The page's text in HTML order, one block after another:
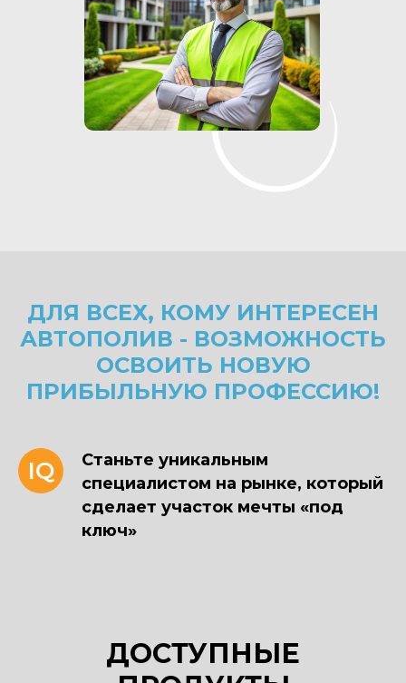
ДЛЯ ВСЕХ, КОМУ ИНТЕРЕСЕН
АВТОПОЛИВ - ВОЗМОЖНОСТЬ
ОСВОИТЬ НОВУЮ
ПРИБЫЛЬНУЮ ПРОФЕССИЮ!
IQ
Станьте уникальным
специалистом на рынке, который
сделает участок мечты «под
ключ»
ДОСТУПНЫЕ